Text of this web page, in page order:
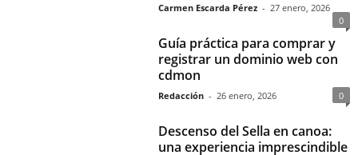
Carmen Escarda Pérez - 27 enero, 2026
0
Guía práctica para comprar y
registrar un dominio web con
cdmon
Redacción - 26 enero, 2026 0
Descenso del Sella en canoa:
una experiencia imprescindible